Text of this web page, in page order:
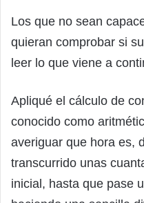
Los que no sean
quieran comprobar si
leer lo que viene a
Apliqué el cálculo de
conocido como
averiguar que hora es,
transcurrido unas
inicial, hasta que pase